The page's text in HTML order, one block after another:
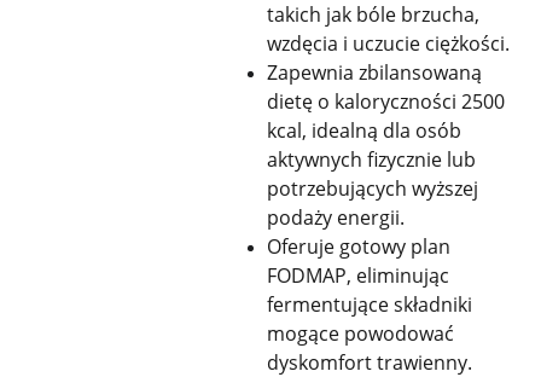
takich jak bóle brzucha,
wzdęcia i uczucie ciężkości.
Zapewnia zbilansowaną
dietę o kaloryczności 2500
kcal, idealną dla osób
aktywnych fizycznie lub
potrzebujących wyższej
podaży energii.
Oferuje gotowy plan
FODMAP, eliminując
fermentujące składniki
mogące powodować
dyskomfort trawienny.